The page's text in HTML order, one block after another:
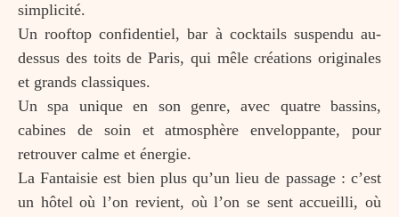
simplicité.
Un rooftop confidentiel, bar à cocktails suspendu au-
dessus des toits de Paris, qui mêle créations originales
et grands classiques.
Un spa unique en son genre, avec quatre bassins,
cabines de soin et atmosphère enveloppante, pour
retrouver calme et énergie.
La Fantaisie est bien plus qu’un lieu de passage : c’est
un hôtel où l’on revient, où l’on se sent accueilli, où